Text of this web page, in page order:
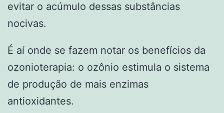
evitar o acúmulo dessas substâncias
nocivas.
É aí onde se fazem notar os benefícios da
ozonioterapia: o ozônio estimula o sistema
de produção de mais enzimas
antioxidantes.